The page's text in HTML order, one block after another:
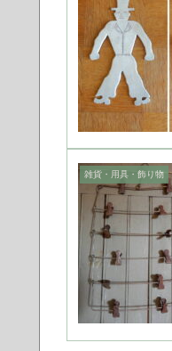
雑貨・用具・飾り物